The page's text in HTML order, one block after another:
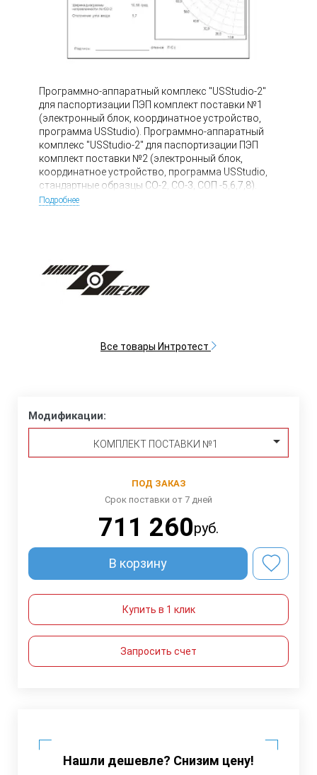
Программно-аппаратный комплекс "USStudio-2"
для паспортизации ПЭП комплект поставки №1
(электронный блок, координатное устройство,
программа USStudio). Программно-аппаратный
комплекс "USStudio-2" для паспортизации ПЭП
комплект поставки №2 (электронный блок,
координатное устройство, программа USStudio,
стандартные образцы СО-2, СО-3, СОП -5,6,7,8).
Программно-аппаратный комплекс "USStudio-2"
ванна).
Подробнее
Все товары Интротест
Модификации:
КОМПЛЕКТ ПОСТАВКИ №1
ПОД ЗАКАЗ
Срок поставки от 7 дней
711 260руб.
В корзину
Купить в 1 клик
Запросить счет
Нашли дешевле? Снизим цену!